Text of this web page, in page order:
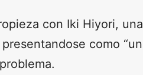
con Iki Hiyori, una
como “un